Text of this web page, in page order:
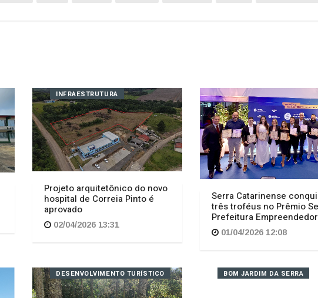
INFRAESTRUTURA
Projeto arquitetônico do novo
hospital de Correia Pinto é
aprovado
02/04/2026 13:31
Serra Catarinense
três troféus no Prêmio
Prefeitura
01/04/2026 12:08
DESENVOLVIMENTO TURÍSTICO BOM JARDIM DA SERRA